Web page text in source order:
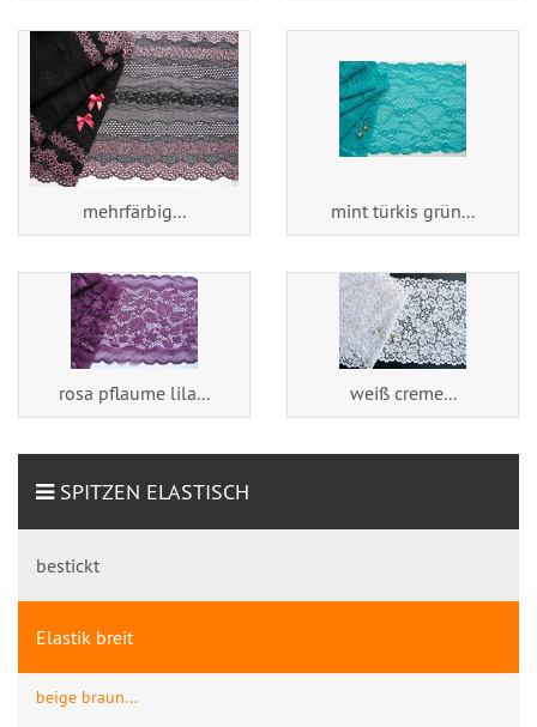
mehrfärbig... mint türkis grün...
rosa pflaume lila... weiß creme...
SPITZEN ELASTISCH
bestickt
Elastik breit
beige braun...